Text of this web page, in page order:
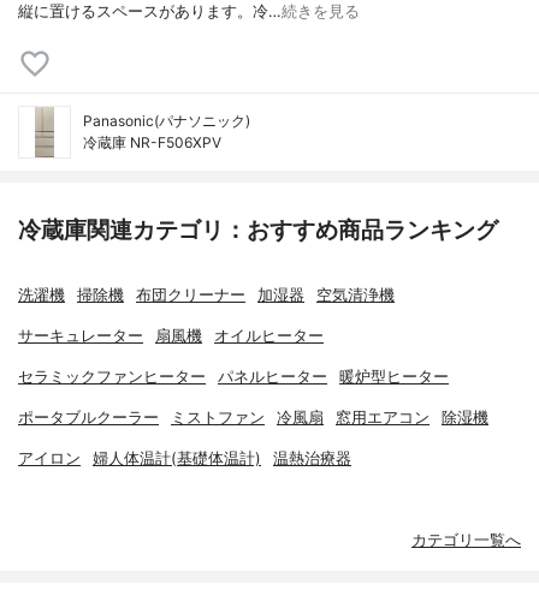
縦に置けるスペースがあります。冷…続きを見る
Panasonic(パナソニック)
冷蔵庫 NR-F506XPV
冷蔵庫関連カテゴリ：おすすめ商品ランキング
洗濯機 掃除機 布団クリーナー 加湿器 空気清浄機
サーキュレーター 扇風機 オイルヒーター
セラミックファンヒーター パネルヒーター 暖炉型ヒーター
ポータブルクーラー ミストファン 冷風扇 窓用エアコン 除湿機
アイロン 婦人体温計(基礎体温計) 温熱治療器
カテゴリ一覧へ